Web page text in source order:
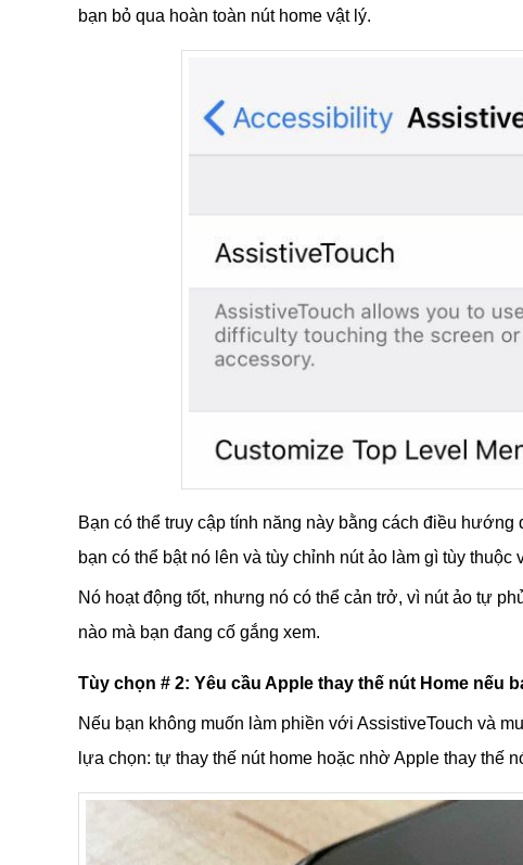
bạn bỏ qua hoàn toàn nút home vật lý.
Bạn có thể truy cập tính năng này bằng cách điều hướng
bạn có thể bật nó lên và tùy chỉnh nút ảo làm gì tùy thuộc
Nó hoạt động tốt, nhưng nó có thể cản trở, vì nút ảo tự
nào mà bạn đang cố gắng xem.
Tùy chọn # 2: Yêu cầu Apple thay thế nút Home nếu
Nếu bạn không muốn làm phiền với AssistiveTouch và
lựa chọn: tự thay thế nút home hoặc nhờ Apple thay thế